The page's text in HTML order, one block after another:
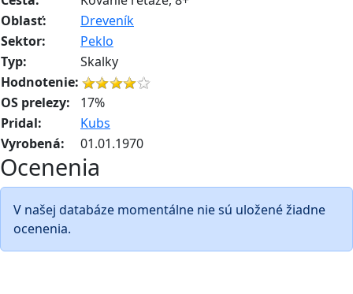
Oblasť:
Dreveník
Sektor:
Peklo
Typ:
Skalky
Hodnotenie:
OS prelezy:
17%
Pridal:
Kubs
Vyrobená:
01.01.1970
Ocenenia
V našej databáze momentálne nie sú uložené žiadne
ocenenia.